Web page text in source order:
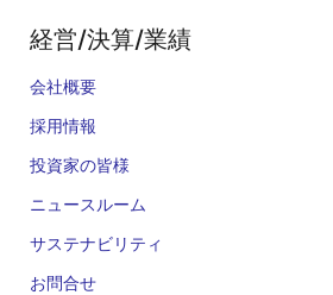
経営/決算/業績
会社概要
採用情報
投資家の皆様
ニュースルーム
サステナビリティ
お問合せ